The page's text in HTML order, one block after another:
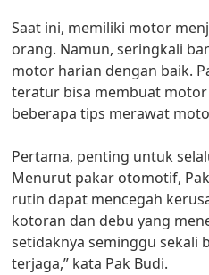
Saat ini, memiliki motor
orang. Namun, seringkali
motor harian dengan baik.
teratur bisa membuat
beberapa tips merawat
Pertama, penting untuk
Menurut pakar otomotif,
rutin dapat mencegah
kotoran dan debu yang
setidaknya seminggu sekali
terjaga,” kata Pak Budi.